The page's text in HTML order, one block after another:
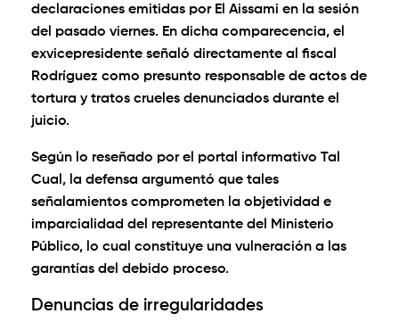
declaraciones emitidas por El Aissami en la sesión
del pasado viernes. En dicha comparecencia, el
exvicepresidente señaló directamente al fiscal
Rodríguez como presunto responsable de actos de
tortura y tratos crueles denunciados durante el
juicio.
Según lo reseñado por el portal informativo Tal
Cual , la defensa argumentó que tales
señalamientos comprometen la objetividad e
imparcialidad del representante del Ministerio
Público, lo cual constituye una vulneración a las
garantías del debido proceso.
Denuncias de irregularidades